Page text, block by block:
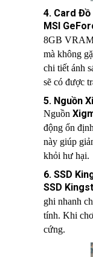
4. Card Đồ
MSI
8GB VRAM
mà không
chi tiết ánh
sẽ có được
5. Nguồn
Nguồn
động ổn
này giúp
khỏi hư hại.
6. SSD
SSD
ghi nhanh
tính. Khi
cứng.